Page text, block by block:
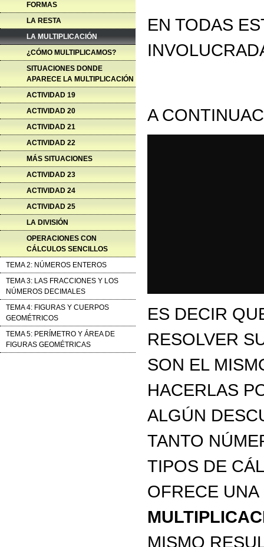
FORMAS
LA RESTA
LA MULTIPLICACIÓN
¿CÓMO MULTIPLICAMOS?
SITUACIONES DONDE
APARECE LA MULTIPLICACIÓN
ACTIVIDAD 19
ACTIVIDAD 20
ACTIVIDAD 21
ACTIVIDAD 22
MÁS SITUACIONES
ACTIVIDAD 23
ACTIVIDAD 24
ACTIVIDAD 25
LA DIVISIÓN
OPERACIONES CON
CÁLCULOS SENCILLOS
TEMA 2: NÚMEROS ENTEROS
TEMA 3: LAS FRACCIONES Y LOS
NÚMEROS DECIMALES
TEMA 4: FIGURAS Y CUERPOS
GEOMÉTRICOS
TEMA 5: PERÍMETRO Y ÁREA DE
FIGURAS GEOMÉTRICAS
EN TODAS
A
ES DECIR
RESOLVER
SON EL
HACERLAS
ALGÚN
TANTO
TIPOS DE
OFRECE
MISMO